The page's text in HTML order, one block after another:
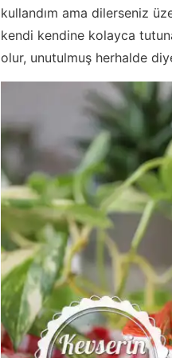
kullandım ama dilerseniz
kendi kendine kolayca
olur, unutulmuş herhalde